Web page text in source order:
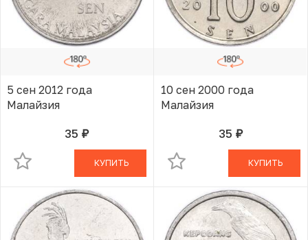
5 сен 2012 года
Малайзия
35 руб.В КОРЗИНЕ
КУПИТЬ
10 сен 2000 года
Малайзия
35 руб.В КОРЗИНЕ
КУПИТЬ